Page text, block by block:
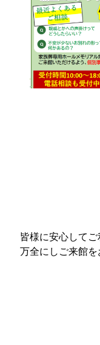
皆様に安心して
万全にしご来館を